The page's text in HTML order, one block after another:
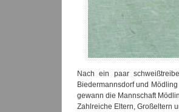
Nach ein paar
Biedermannsdorf und
gewann die Mannschaft
Zahlreiche Eltern, Großeltern